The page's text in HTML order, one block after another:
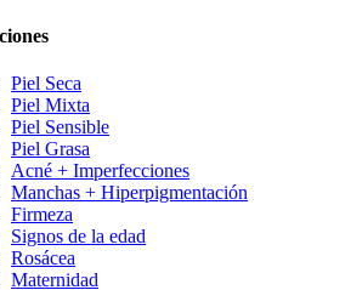
Piel Seca
Piel Mixta
Piel Sensible
Piel Grasa
Acné + Imperfecciones
Manchas + Hiperpigmentación
Firmeza
Signos de la edad
Rosácea
Maternidad